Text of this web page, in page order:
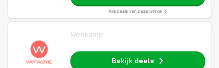
Alle deals van deze winkel
Wehkamp
Bekijk deals